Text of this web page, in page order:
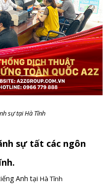
sự tại Hà Tĩnh
sự tất các ngôn
Anh tại Hà Tĩnh